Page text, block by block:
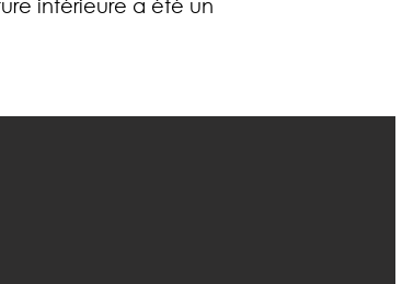
intérieure a été un